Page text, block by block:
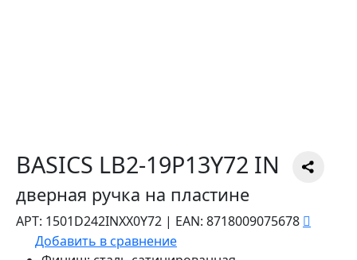
BASICS LB2-19P13Y72 IN
дверная ручка на пластине
АРТ: 1501D242INXX0Y72 | EAN: 8718009075678
Добавить в сравнение